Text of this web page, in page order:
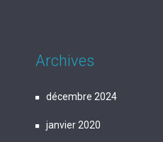
Archives
décembre 2024
janvier 2020